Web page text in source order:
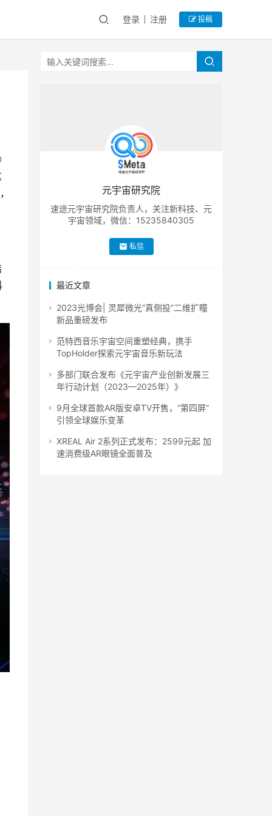
登录 注册 投稿
元宇宙研究院
速途元宇宙研究院负责人，关注新科技、元
宇宙领域，微信：15235840305
私信
最近文章
2023光博会| 灵犀微光“真侧投”二维扩瞳
新品重磅发布
范特西音乐宇宙空间重塑经典，携手
TopHolder探索元宇宙音乐新玩法
多部门联合发布《元宇宙产业创新发展三
年行动计划（2023—2025年）》
9月全球首款AR版安卓TV开售，“第四屏”
引领全球娱乐变革
XREAL Air 2系列正式发布：2599元起 加
速消费级AR眼镜全面普及